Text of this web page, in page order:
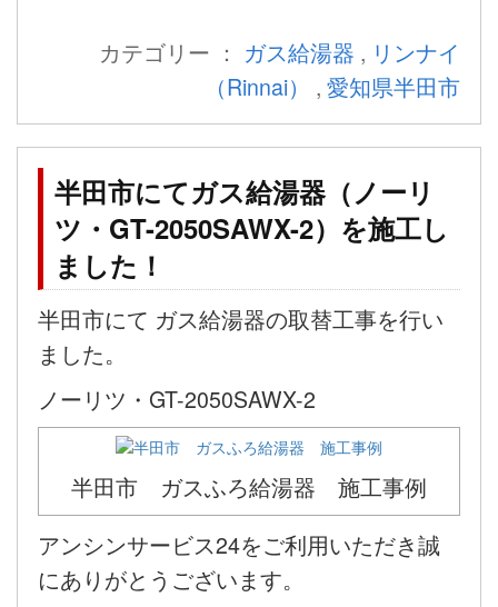
カテゴリー ： ガス給湯器 , リンナイ
（Rinnai）
, 愛知県半田市
半田市にてガス給湯器（ノーリ
ツ・GT-2050SAWX-2）を施工し
ました！
半田市にて ガス給湯器の取替工事を行い
ました。
ノーリツ・GT-2050SAWX-2
半田市 ガスふろ給湯器 施工事例
アンシンサービス24をご利用いただき誠
にありがとうございます。